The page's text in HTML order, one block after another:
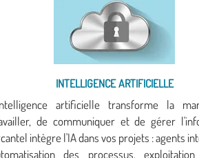
INTELLIGENCE ARTIFICIELLE
artificielle transforme la
de communiquer et de gérer
intègre l'IA dans vos projets : agents
des processus,